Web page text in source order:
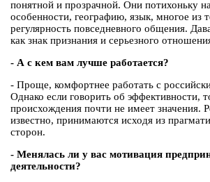
понятной и прозрачной. Они потихоньку
особенности, географию, язык, многое из
регулярность повседневного общения.
как знак признания и серьезного
- А с кем вам лучше работается?
- Проще, комфортнее работать с
Однако если говорить об эффективности,
происхождения почти не имеет значения.
известно, принимаются исходя из
сторон.
- Менялась ли у вас мотивация
деятельности?